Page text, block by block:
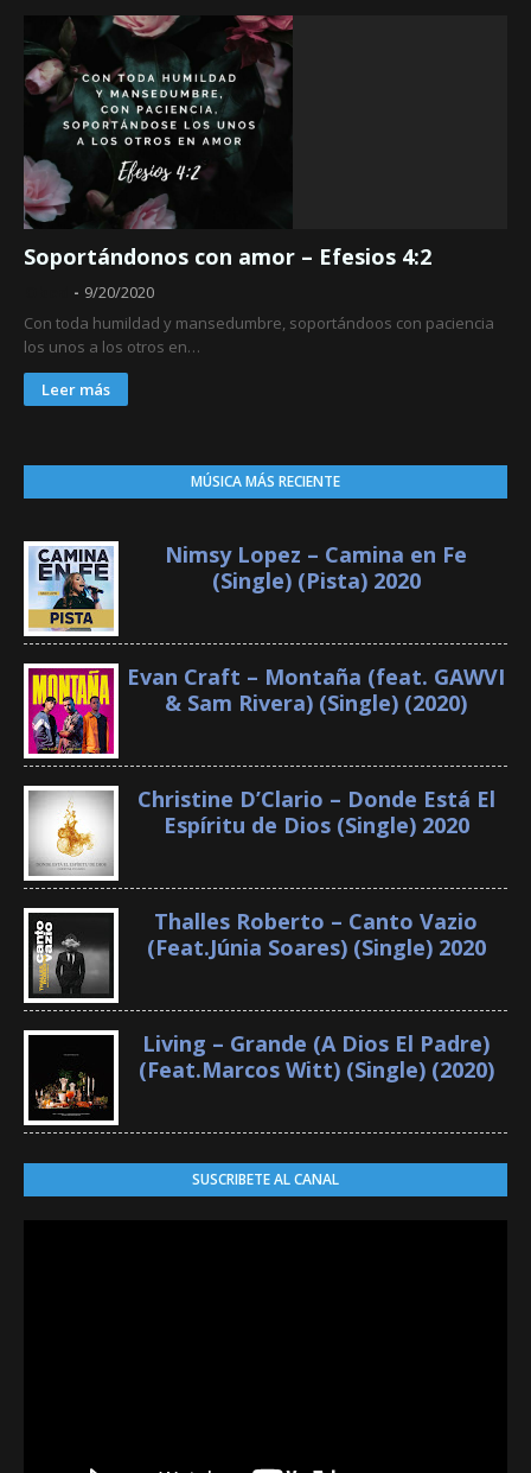
Soportándonos con amor – Efesios 4:2
9/20/2020
Con toda humildad y mansedumbre, soportándoos con paciencia
los unos a los otros en…
Leer más
MÚSICA MÁS RECIENTE
Nimsy Lopez – Camina en Fe
(Single) (Pista) 2020
Evan Craft – Montaña (feat. GAWVI
& Sam Rivera) (Single) (2020)
Christine D’Clario – Donde Está El
Espíritu de Dios (Single) 2020
Thalles Roberto – Canto Vazio
(Feat.Júnia Soares) (Single) 2020
Living – Grande (A Dios El Padre)
(Feat.Marcos Witt) (Single) (2020)
SUSCRIBETE AL CANAL